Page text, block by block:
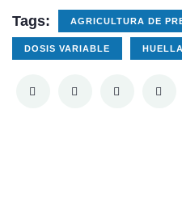
Tags: AGRICULTURA DE
DOSIS VARIABLE